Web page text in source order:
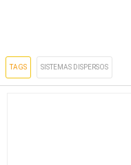
TAGS SISTEMAS DISPERSOS